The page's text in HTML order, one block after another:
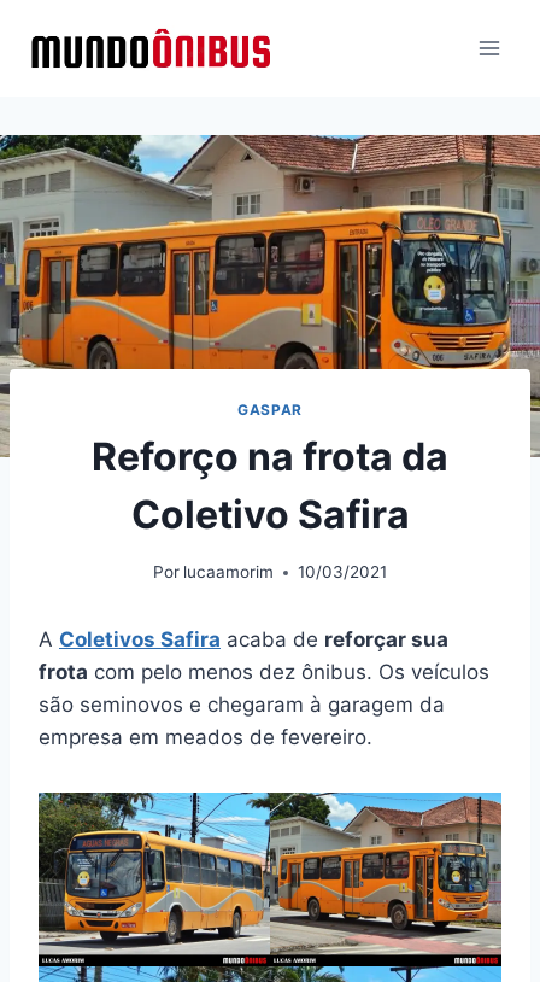
para
GASPAR
Reforço na frota da
Coletivo Safira
Por lucaamorim 10/03/2021
A Coletivos Safira acaba de reforçar sua
frota com pelo menos dez ônibus. Os veículos
são seminovos e chegaram à garagem da
empresa em meados de fevereiro.